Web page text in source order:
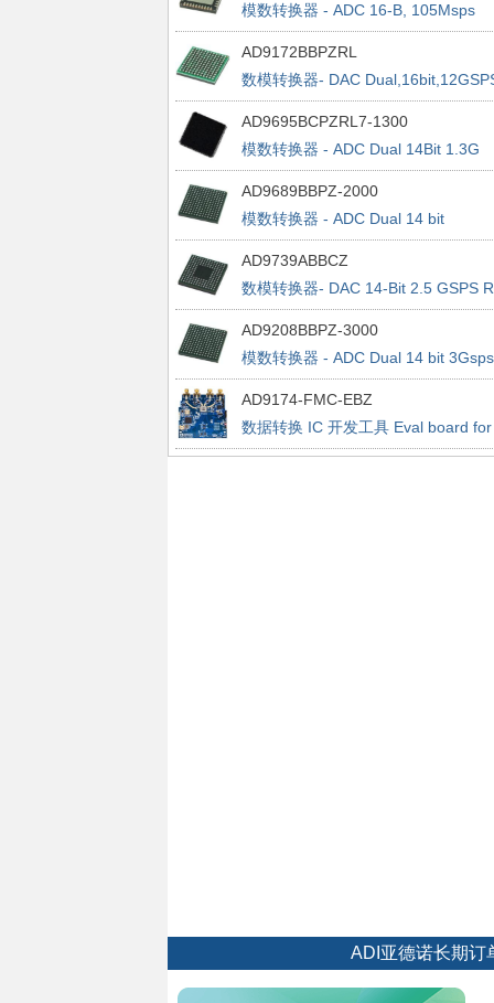
模数转换器 - ADC 16-B, 105Msps
Serial Out ADC (JESD204)
AD9172BBPZRL
数模转换器- DAC
RFDAC1500MSPS AjRate
AD9695BCPZRL7-1300
模数转换器 - ADC Dual 14Bit 1.3G
SPS 1300MSPS ADC w/JESD2
AD9689BBPZ-2000
模数转换器 - ADC Dual 14 bit
2.0Gsps ADC
AD9739ABBCZ
数模转换器- DAC 14-Bit 2.5 GSPS
AD9208BBPZ-3000
模数转换器 - ADC Dual 14 bit 3Gsps
ADC w/JESD204B
AD9174-FMC-EBZ
数据转换 IC 开发工具 Eval board for
the AD9174
ADI亚德诺长期订